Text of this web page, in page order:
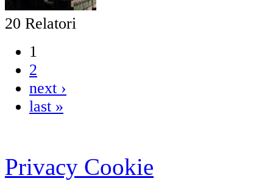
20 Relatori
1
2
next ›
last »
Privacy Cookie